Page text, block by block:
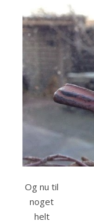
Og nu til
noget
helt